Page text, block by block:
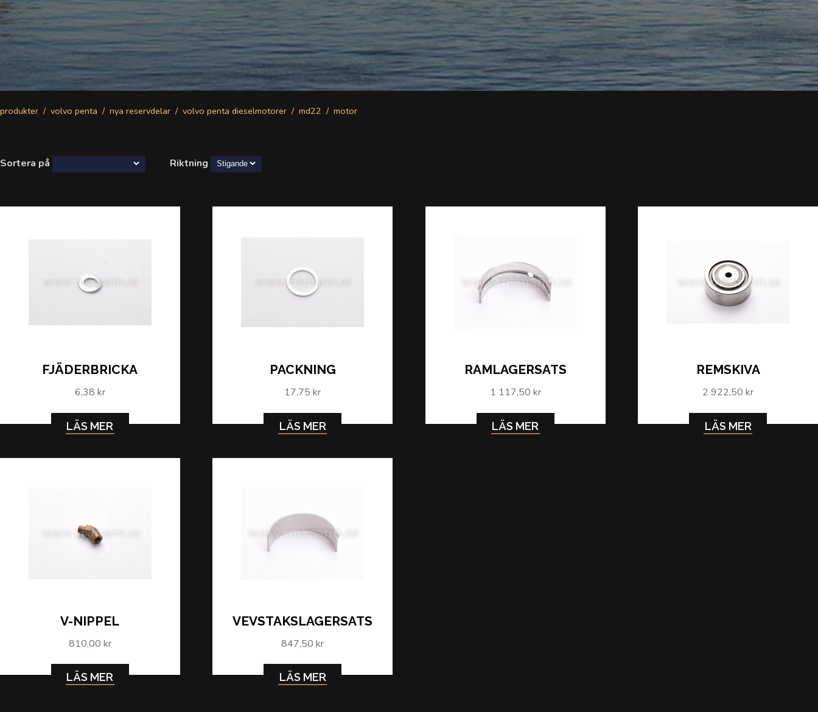
produkter volvo penta nya reservdelar volvo penta dieselmotorer md22 motor
Sortera på Riktning
FJÄDERBRICKA
6,38 kr
LÄS MER
PACKNING
17,75 kr
LÄS MER
RAMLAGERSATS
1 117,50 kr
LÄS MER
REMSKIVA
2 922,50 kr
LÄS MER
V-NIPPEL
810,00 kr
LÄS MER
VEVSTAKSLAGERSATS
847,50 kr
LÄS MER